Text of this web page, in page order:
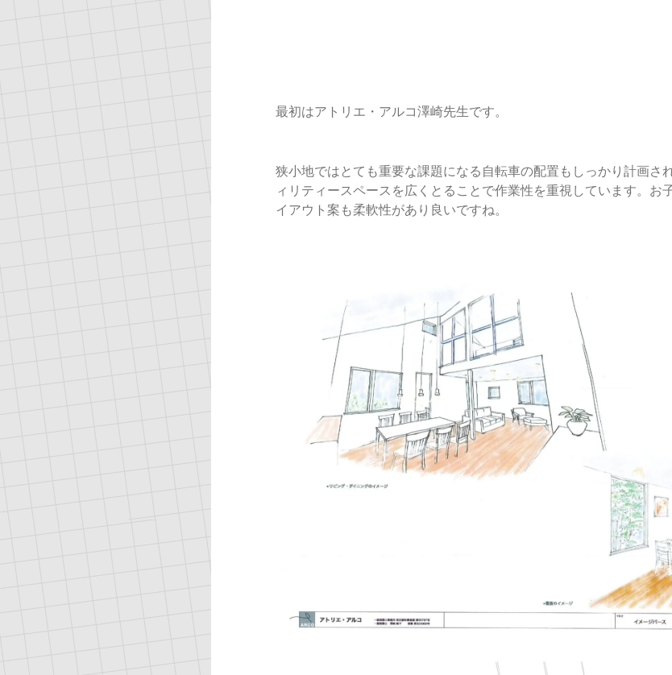
最初はアトリエ・アルコ澤崎先生です。
狭小地ではとても重要な課題になる自転車の配置もしっかり計画さ
ィリティースペースを広くとることで作業性を重視しています。お
イアウト案も柔軟性があり良いですね。